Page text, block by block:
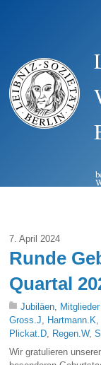
7. April 2024
Runde
Quartal
Jubiläen, Mitglieder
Gross.J, Hartmann.K,
Plickat.D, Regen.W,
Wir gratulieren